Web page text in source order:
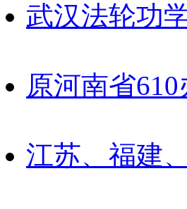
武汉法轮功
原河南省
江苏、福建